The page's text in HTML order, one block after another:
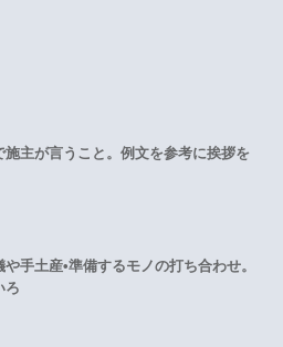
施主が言うこと。例文を参考に挨拶を
手土産•準備するモノの打ち合わせ。
ろ